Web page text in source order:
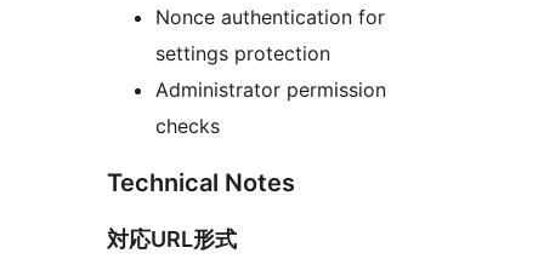
Nonce authentication for
settings protection
Administrator permission
checks
Technical Notes
対応URL形式